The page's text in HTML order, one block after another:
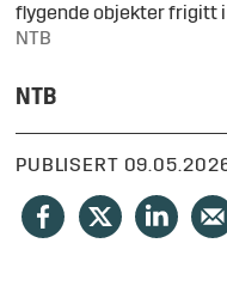
flygende objekter frigitt i
NTB
NTB
PUBLISERT